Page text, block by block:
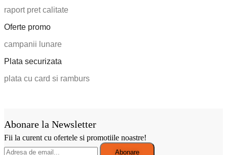
raport pret calitate
Oferte promo
campanii lunare
Plata securizata
plata cu card si ramburs
Abonare la Newsletter
Fii la curent cu ofertele si promotiile noastre!